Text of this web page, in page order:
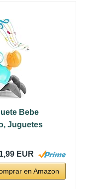
Bebe
Juguetes
EUR
en Amazon